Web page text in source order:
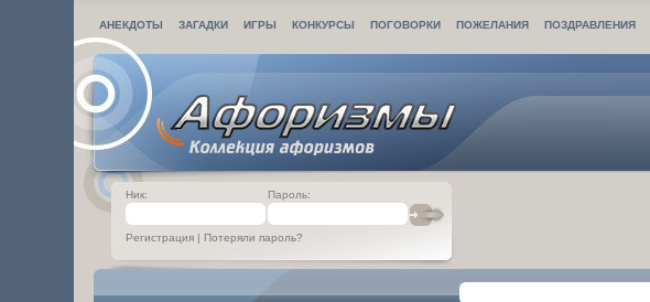
АНЕКДОТЫ ЗАГАДКИ ИГРЫ КОНКУРСЫ ПОГОВОРКИ ПОЖЕЛАНИЯ ПОЗДРАВЛЕНИЯ
Ник: Пароль:
Регистрация | Потеряли пароль?